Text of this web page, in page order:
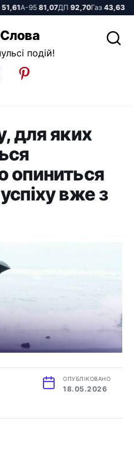
А-9581,07ДП92,70Газ43,63
подій!
для яких
опиниться
вже з
ОПУБЛІКОВАНО
18.05.2026